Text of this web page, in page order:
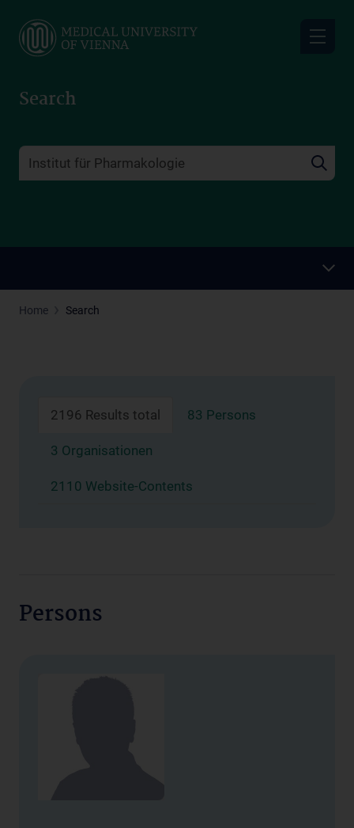
main
Search
Home Search
2196 Results total 83 Persons
3 Organisationen
2110 Website-Contents
Persons